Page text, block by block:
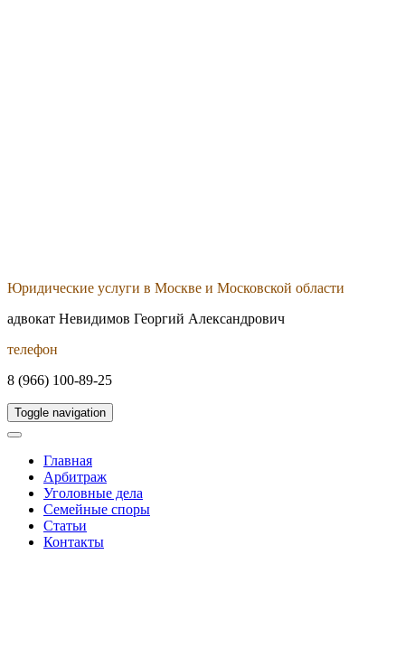
Юридические услуги в Москве и Московской области
адвокат Невидимов Георгий Александрович
телефон
8 (966) 100-89-25
Toggle navigation
Главная
Арбитраж
Уголовные дела
Семейные споры
Статьи
Контакты